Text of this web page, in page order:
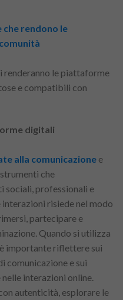
che rendono le
renderanno le piattaforme
e compatibili con
digitali
alla comunicazione e
che
sociali, professionali e
risiede nel modo
partecipare e
Quando si utilizza
importante riflettere sui
comunicazione e sui
interazioni online.
autenticità, esplorare le